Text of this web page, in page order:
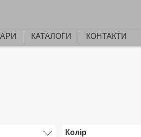
КАТАЛОГИ КОНТАКТИ
Колір